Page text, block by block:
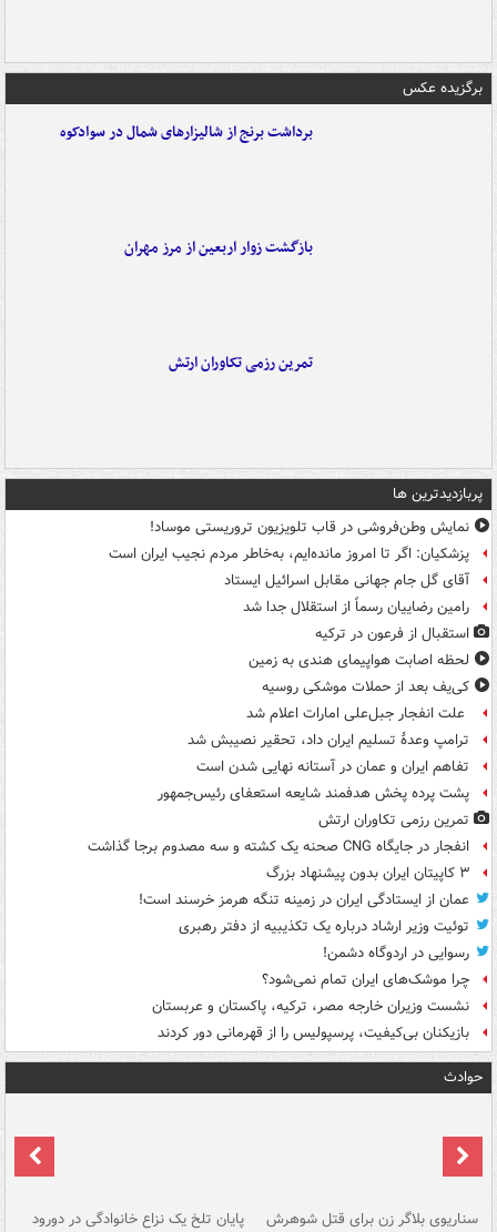
برگزیده عکس
برداشت برنج از شالیزارهای شمال در سوادکوه
بازگشت زوار اربعین از مرز مهران
تمرین رزمی تکاوران ارتش
پربازدیدترین ها
نمایش وطن‌فروشی در قاب تلویزیون تروریستی موساد!
پزشکیان: اگر تا امروز مانده‌ایم، به‌خاطر مردم نجیب ایران است
آقای گل جام جهانی مقابل اسرائیل ایستاد
رامین رضاییان رسماً از استقلال جدا شد
استقبال از فرعون در ترکیه
لحظه اصابت هواپیمای هندی به زمین
کی‌یف بعد از حملات موشکی روسیه
علت انفجار جبل‌علی امارات اعلام شد
ترامپ وعدۀ تسلیم ایران داد، تحقیر نصیبش شد
تفاهم ایران و عمان در آستانه نهایی شدن است
پشت پرده پخش هدفمند شایعه استعفای رئیس‌جمهور
تمرین رزمی تکاوران ارتش
انفجار در جایگاه CNG صحنه یک کشته و سه مصدوم برجا گذاشت
۳ کاپیتان ایران بدون پیشنهاد بزرگ
عمان از ایستادگی ایران در زمینه تنگه هرمز خرسند است!
توئیت وزیر ارشاد درباره یک تکذیبیه از دفتر رهبری
رسوایی در اردوگاه دشمن!
چرا موشک‌های ایران تمام نمی‌شود؟
نشست وزیران خارجه مصر، ترکیه، پاکستان و عربستان
بازیکنان بی‌کیفیت، پرسپولیس را از قهرمانی دور کردند
حوادث
سناریوی بلاگر زن برای قتل شوهرش پایان تلخ یک نزاع خانوادگی در دورود